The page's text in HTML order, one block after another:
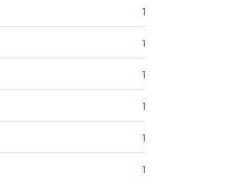
1
1
1
1
1
1